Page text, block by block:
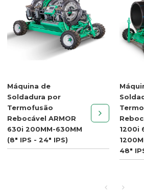
Máquina de
Soldadura por
Termofusão
Rebocável ARMOR
630i 200MM-630MM
(8" IPS - 24" IPS)
1200i
48"